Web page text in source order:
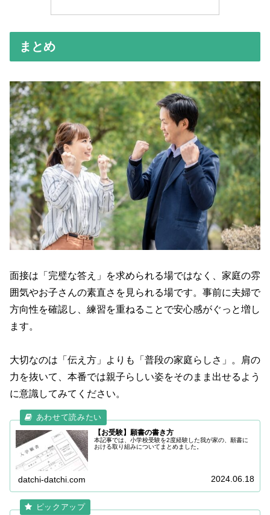
まとめ
面接は「完璧な答え」を求められる場ではなく、家庭の雰
囲気やお子さんの素直さを見られる場です。事前に夫婦で
方向性を確認し、練習を重ねることで安心感がぐっと増し
ます。
大切なのは「伝え方」よりも「普段の家庭らしさ」。肩の
力を抜いて、本番では親子らしい姿をそのまま出せるよう
に意識してみてください。
【お受験】願書の書き方
本記事では、小学校受験を2度経験した我が家の、願書に
おける取り組みについてまとめました。
datchi-datchi.com 2024.06.18